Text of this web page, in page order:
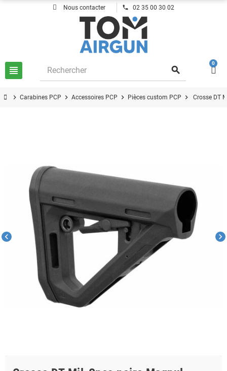
Nous contacter phone 02 35 00 30 02
view_headline search
0
chevron_right Carabines PCP chevron_right Accessoires PCP chevron_right Pièces custom PCP chevron_right Crosse DT
chevron_left chevron_right